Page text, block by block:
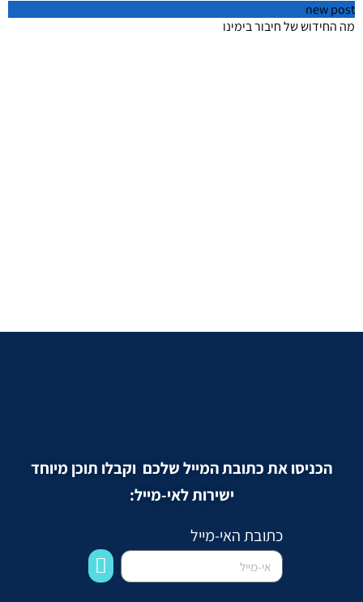
new post
מה החידוש של חיבור בימינו
הכניסו את כתובת המייל שלכם וקבלו תוכן מיוחד
ישירות לאי-מייל:
כתובת האי-מייל